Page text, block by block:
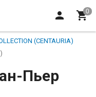
(CENTAURIA)
Пьер